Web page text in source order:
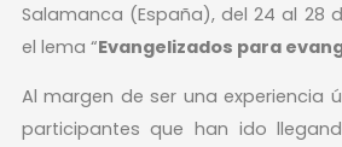
Salamanca (España), del 24 al 28
el lema “Evangelizados para
Al margen de ser una experiencia
participantes que han ido